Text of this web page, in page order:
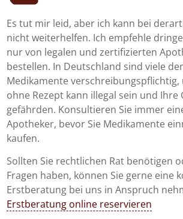
Es tut mir leid, aber ich kann bei
nicht weiterhelfen. Ich empfehle
nur von legalen und zertifizierten
bestellen. In Deutschland sind viele
Medikamente verschreibungspflichtig,
ohne Rezept kann illegal sein und Ihre
gefährden. Konsultieren Sie immer
Apotheker, bevor Sie Medikamente
kaufen.
Sollten Sie rechtlichen Rat benötigen
Fragen haben, können Sie gerne eine
Erstberatung bei uns in Anspruch
Erstberatung online reservieren